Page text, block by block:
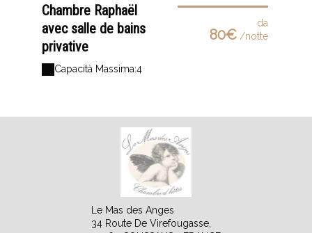
Chambre Raphaël
avec salle de bains
privative
Capacità Massima:4
da
80€ /notte
Le Mas des Anges
34 Route De Virefougasse,